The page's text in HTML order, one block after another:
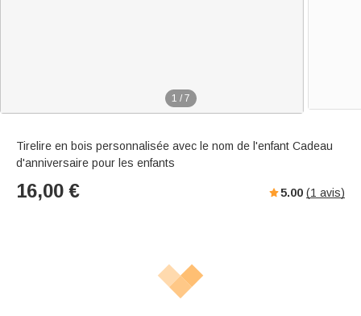
1 / 7
Tirelire en bois personnalisée avec le nom de l'enfant Cadeau
d'anniversaire pour les enfants
16,00 € 5.00 (1 avis)